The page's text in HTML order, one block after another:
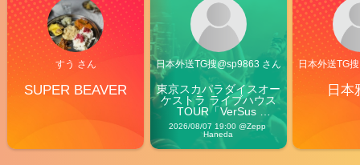
すう さん
SUPER BEAVER
日本外送TG搜@sp9863 さん
東京スカパラダイスオー
ケストラ ライブハウス
TOUR「VerSus
Carnival」
2026/08/07 19:00 @Zepp
Haneda
日本外送TG
日本